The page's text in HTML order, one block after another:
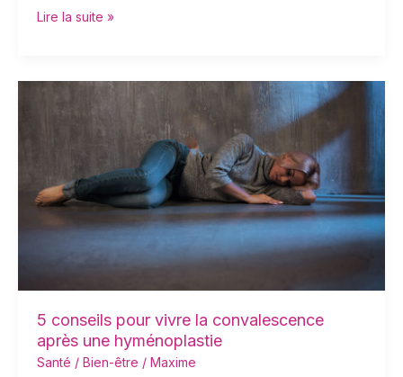
Lire la suite »
5 conseils pour vivre la convalescence
après une hyménoplastie
Santé / Bien-être / Maxime
5
conseils
convalescence
après
une
hyménoplastie